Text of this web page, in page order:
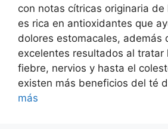
con notas cítricas originaria de
es rica en antioxidantes que
dolores estomacales, además
excelentes resultados al tratar
fiebre, nervios y hasta el
existen más beneficios del té
más